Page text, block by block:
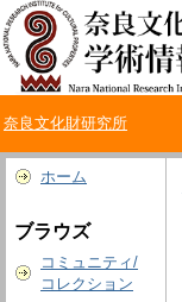
奈良文化財研究所
ホーム
ブラウズ
コミュニティ/
コレクション